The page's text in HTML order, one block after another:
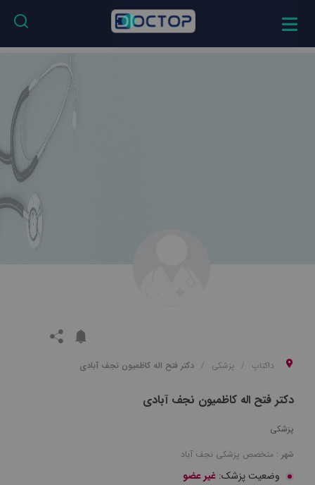
داکتاپ پزشکی دکتر فتح اله کاظمیون نجف آبادی
دکتر فتح اله کاظمیون نجف آبادی
پزشکی
شهر : متخصص پزشکی نجف آباد
وضعیت پزشک: غیر عضو